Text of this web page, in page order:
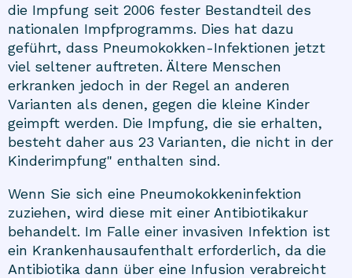
die Impfung seit 2006 fester Bestandteil des
nationalen Impfprogramms. Dies hat dazu
geführt, dass Pneumokokken-Infektionen jetzt
viel seltener auftreten. Ältere Menschen
erkranken jedoch in der Regel an anderen
Varianten als denen, gegen die kleine Kinder
geimpft werden. Die Impfung, die sie erhalten,
besteht daher aus 23 Varianten, die nicht in der
Kinderimpfung" enthalten sind.
Wenn Sie sich eine Pneumokokkeninfektion
zuziehen, wird diese mit einer Antibiotikakur
behandelt. Im Falle einer invasiven Infektion ist
ein Krankenhausaufenthalt erforderlich, da die
Antibiotika dann über eine Infusion verabreicht